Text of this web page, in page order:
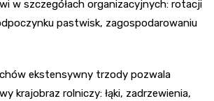
w szczegółach organizacyjnych: rotacji
pastwisk, zagospodarowaniu
ekstensywny trzody pozwala
krajobraz rolniczy: łąki, zadrzewienia,